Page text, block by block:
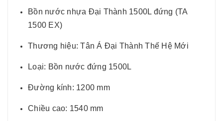
Bồn nước nhựa Đại Thành 1500L đứng (TA
1500 EX)
Thương hiệu: Tân Á Đại Thành Thế Hệ Mới
Loại: Bồn nước đứng 1500L
Đường kính: 1200 mm
Chiều cao: 1540 mm